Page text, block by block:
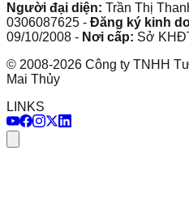
Người đại diện: Trần Thị
0306087625 - Đăng ký kinh
09/10/2008 - Nơi cấp: Sở
© 2008-2026 Công ty TNHH
Mai Thủy
LINKS